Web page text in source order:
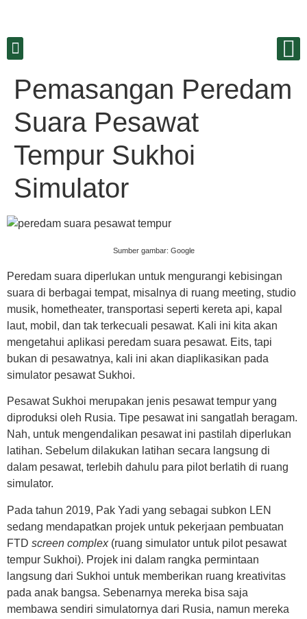
Pemasangan Peredam
Suara Pesawat
Tempur Sukhoi
Simulator
Sumber gambar: Google
Peredam suara diperlukan untuk mengurangi kebisingan
suara di berbagai tempat, misalnya di ruang meeting, studio
musik, hometheater, transportasi seperti kereta api, kapal
laut, mobil, dan tak terkecuali pesawat. Kali ini kita akan
mengetahui aplikasi peredam suara pesawat. Eits, tapi
bukan di pesawatnya, kali ini akan diaplikasikan pada
simulator pesawat Sukhoi.
Pesawat Sukhoi merupakan jenis pesawat tempur yang
diproduksi oleh Rusia. Tipe pesawat ini sangatlah beragam.
Nah, untuk mengendalikan pesawat ini pastilah diperlukan
latihan. Sebelum dilakukan latihan secara langsung di
dalam pesawat, terlebih dahulu para pilot berlatih di ruang
simulator.
Pada tahun 2019, Pak Yadi yang sebagai subkon LEN
sedang mendapatkan projek untuk pekerjaan pembuatan
FTD screen complex(ruang simulator untuk pilot pesawat
tempur Sukhoi). Projek ini dalam rangka permintaan
langsung dari Sukhoi untuk memberikan ruang kreativitas
pada anak bangsa. Sebenarnya mereka bisa saja
membawa sendiri simulatornya dari Rusia, namun mereka